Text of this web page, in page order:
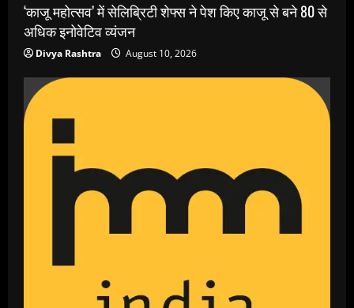
‘काजू महोत्सव’ में सेलिब्रिटी शेफ्स ने पेश किए काजू से बने 80 से
अधिक इनोवेटिव व्यंजन
Divya Rashtra August 10, 2026